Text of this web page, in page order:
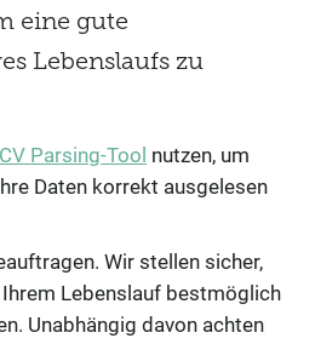
eine gute
Lebenslaufs zu
CV Parsing-Tool nutzen, um
Daten korrekt ausgelesen
Wir stellen sicher,
Lebenslauf bestmöglich
Unabhängig davon achten